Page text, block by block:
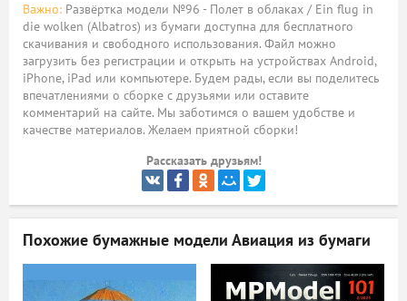
Важно: Развёртка модели №96 - Полет в облаках / Ein flug in
die wolken (Albatros) из бумаги доступна для бесплатного
скачивания и свободного использования. Файл можно
загрузить без регистрации и открыть на устройствах Android,
iPhone, iPad или компьютере. Будем рады, если вы поделитесь
впечатлениями о сборке с друзьями или оставите
комментарий на сайте. Мы заботимся о вашем удобстве и
качестве материалов. Желаем приятной сборки!
Рассказать друзьям!
Похожие бумажные модели Авиация из бумаги